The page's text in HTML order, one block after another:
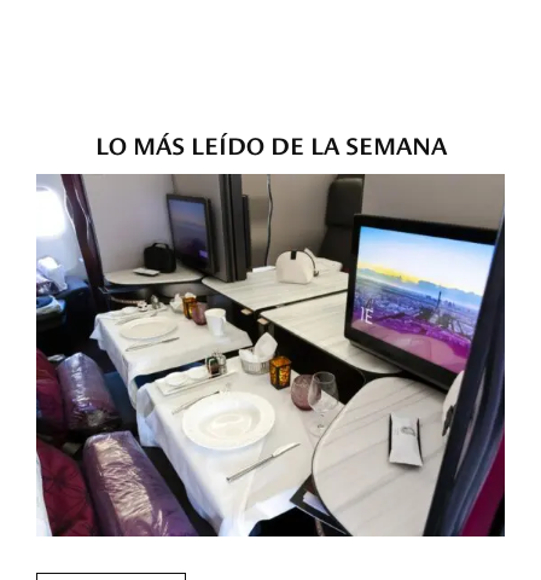
LO MÁS LEÍDO DE LA SEMANA